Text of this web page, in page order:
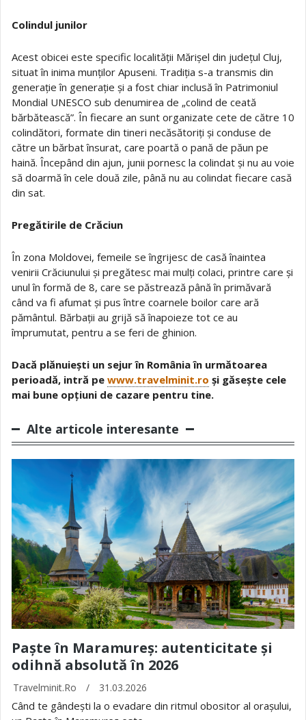
Colindul junilor
Acest obicei este specific localității Mărișel din județul Cluj,
situat în inima munților Apuseni. Tradiția s-a transmis din
generație în generație și a fost chiar inclusă în Patrimoniul
Mondial UNESCO sub denumirea de „colind de ceată
bărbătească”. În fiecare an sunt organizate cete de către 10
colindători, formate din tineri necăsătoriți și conduse de
către un bărbat însurat, care poartă o pană de păun pe
haină. Începând din ajun, junii pornesc la colindat și nu au voie
să doarmă în cele două zile, până nu au colindat fiecare casă
din sat.
Pregătirile de Crăciun
În zona Moldovei, femeile se îngrijesc de casă înaintea
venirii Crăciunului și pregătesc mai mulți colaci, printre care și
unul în formă de 8, care se păstrează până în primăvară
când va fi afumat și pus între coarnele boilor care ară
pământul. Bărbații au grijă să înapoieze tot ce au
împrumutat, pentru a se feri de ghinion.
Dacă plănuiești un sejur în România în următoarea
perioadă, intră pe www.travelminit.ro și găsește cele
mai bune opțiuni de cazare pentru tine.
Alte articole interesante
Paște în Maramureș: autenticitate și
odihnă absolută în 2026
Travelminit.ro / 31.03.2026
Când te gândești la o evadare din ritmul obositor al orașului,